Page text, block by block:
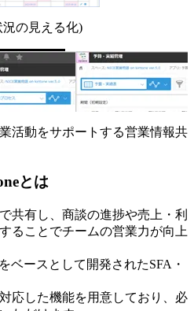
の見える化)
活動をサポートする営業情報共
とは
共有し、商談の進捗や売上・利
ることでチームの営業力が向上
ベースとして開発されたSFA・
応した機能を用意しており、必